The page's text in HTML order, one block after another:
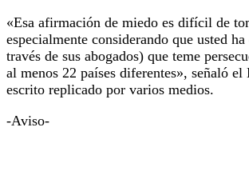
«Esa afirmación de miedo es difícil de
especialmente considerando que usted
través de sus abogados) que teme
al menos 22 países diferentes», señaló el
escrito replicado por varios medios.
-Aviso-